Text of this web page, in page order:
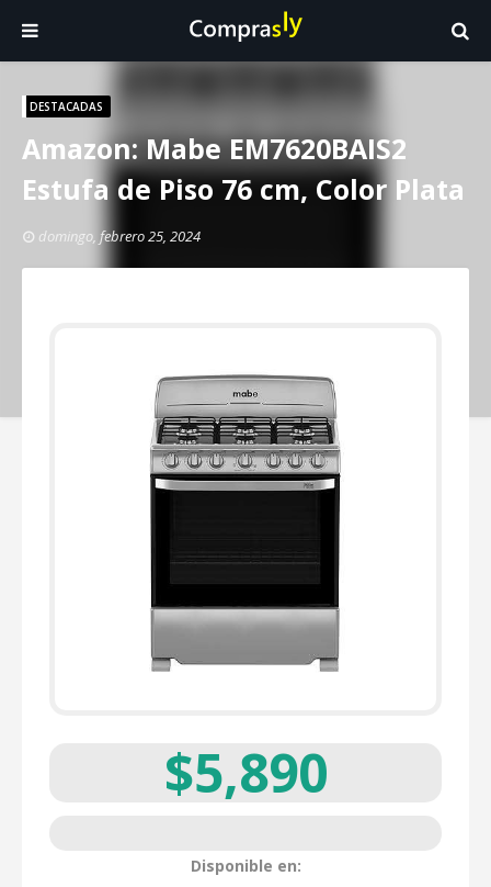
DESTACADAS
Amazon: Mabe EM7620BAIS2
Estufa de Piso 76 cm, Color Plata
domingo, febrero 25, 2024
$5,890
Disponible en: